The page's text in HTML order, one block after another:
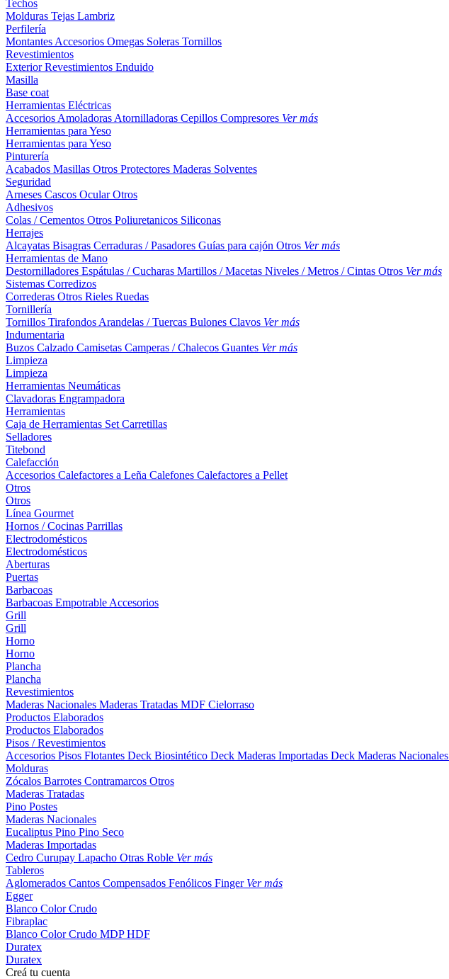
Techos
Molduras Tejas Lambriz
Perfilería
Montantes Accesorios Omegas Soleras Tornillos
Revestimientos
ExteriorRevestimientos Enduido
Masilla
Base coat
Herramientas Eléctricas
Accesorios Amoladoras Atornilladoras Cepillos Compresores Ver más
Herramientas para Yeso
Herramientas para Yeso
Pinturería
Acabados Masillas Otros Protectores Maderas Solventes
Seguridad
Arneses Cascos OcularOtros
Adhesivos
Colas / Cementos Otros Poliuretanicos Siliconas
Herrajes
Alcayatas Bisagras Cerraduras / Pasadores Guías para cajón Otros Ver más
Herramientas de Mano
Destornilladores Espátulas / Cucharas Martillos / Macetas Niveles / Metros / Cintas Otros Ver más
Sistemas Corredizos
Correderas Otros Rieles Ruedas
Tornillería
Tornillos Tirafondos Arandelas / Tuercas Bulones Clavos Ver más
Indumentaria
Buzos Calzado Camisetas Camperas / Chalecos Guantes Ver más
Limpieza
Limpieza
Herramientas Neumáticas
Clavadoras Engrampadora
Herramientas
Caja de Herramientas Set Carretillas
Selladores
Titebond
Calefacción
Accesorios Calefactores a Leña Calefones Calefactores a Pellet
Otros
Otros
Línea Gourmet
Hornos / Cocinas Parrillas
Electrodomésticos
Electrodomésticos
Aberturas
Puertas
Barbacoas
Barbacoas Empotrable Accesorios
Grill
Grill
Horno
Horno
Plancha
Plancha
Revestimientos
Maderas Nacionales Maderas Tratadas MDF Cielorraso
Productos Elaborados
Productos Elaborados
Pisos / Revestimientos
Accesorios Pisos Flotantes Deck Biosintético Deck Maderas Importadas Deck Maderas Nacionales
Molduras
Zócalos Barrotes Contramarcos Otros
Maderas Tratadas
Pino Postes
Maderas Nacionales
Eucaliptus Pino Pino Seco
Maderas Importadas
Cedro Curupay Lapacho Otras Roble Ver más
Tableros
Aglomerados Cantos Compensados Fenólicos Finger Ver más
Egger
Blanco ColorCrudo
Fibraplac
Blanco ColorCrudo MDPHDF
Duratex
Duratex
Creá tu cuenta